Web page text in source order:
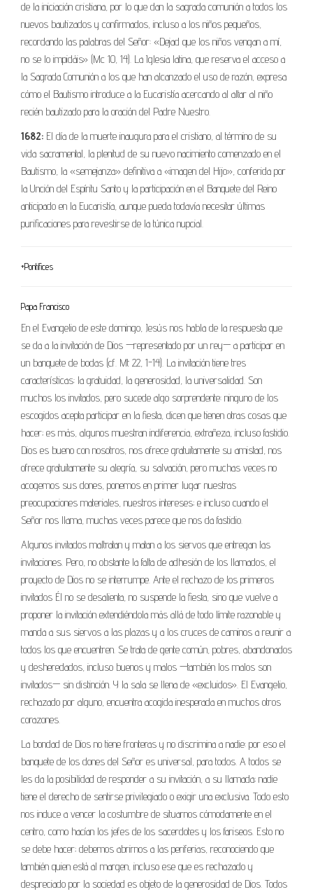
de la iniciación cristiana, por lo que dan la sagrada comunión a todos los
nuevos bautizados y confirmados, incluso a los niños pequeños,
recordando las palabras del Señor: «Dejad que los niños vengan a mí,
no se lo impidáis» (Mc 10, 14). La Iglesia latina, que reserva el acceso a
la Sagrada Comunión a los que han alcanzado el uso de razón, expresa
cómo el Bautismo introduce a la Eucaristía acercando al altar al niño
recién bautizado para la oración del Padre Nuestro.
1682: El día de la muerte inaugura para el cristiano, al término de su
vida sacramental, la plenitud de su nuevo nacimiento comenzado en el
Bautismo, la «semejanza» definitiva a «imagen del Hijo», conferida por
la Unción del Espíritu Santo y la participación en el Banquete del Reino
anticipado en la Eucaristía, aunque pueda todavía necesitar últimas
purificaciones para revestirse de la túnica nupcial.
+Pontífices
Papa Francisco
En el Evangelio de este domingo, Jesús nos habla de la respuesta que
se da a la invitación de Dios —representado por un rey— a participar en
un banquete de bodas (cf. Mt 22, 1-14). La invitación tiene tres
características: la gratuidad, la generosidad, la universalidad. Son
muchos los invitados, pero sucede algo sorprendente: ninguno de los
escogidos acepta participar en la fiesta, dicen que tienen otras cosas que
hacer; es más, algunos muestran indiferencia, extrañeza, incluso fastidio.
Dios es bueno con nosotros, nos ofrece gratuitamente su amistad, nos
ofrece gratuitamente su alegría, su salvación, pero muchas veces no
acogemos sus dones, ponemos en primer lugar nuestras
preocupaciones materiales, nuestros intereses; e incluso cuando el
Señor nos llama, muchas veces parece que nos da fastidio.
Algunos invitados maltratan y matan a los siervos que entregan las
invitaciones. Pero, no obstante la falta de adhesión de los llamados, el
proyecto de Dios no se interrumpe. Ante el rechazo de los primeros
invitados Él no se desalienta, no suspende la fiesta, sino que vuelve a
proponer la invitación extendiéndola más allá de todo límite razonable y
manda a sus siervos a las plazas y a los cruces de caminos a reunir a
todos los que encuentren. Se trata de gente común, pobres, abandonados
y desheredados, incluso buenos y malos —también los malos son
invitados— sin distinción. Y la sala se llena de «excluidos». El Evangelio,
rechazado por alguno, encuentra acogida inesperada en muchos otros
corazones.
La bondad de Dios no tiene fronteras y no discrimina a nadie: por eso el
banquete de los dones del Señor es universal, para todos. A todos se
les da la posibilidad de responder a su invitación, a su llamada; nadie
tiene el derecho de sentirse privilegiado o exigir una exclusiva. Todo esto
nos induce a vencer la costumbre de situarnos cómodamente en el
centro, como hacían los jefes de los sacerdotes y los fariseos. Esto no
se debe hacer; debemos abrirnos a las periferias, reconociendo que
también quien está al margen, incluso ese que es rechazado y
despreciado por la sociedad es objeto de la generosidad de Dios. Todos